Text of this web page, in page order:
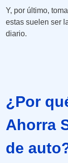
Y, por último,
estas suelen ser
diario.
¿Por
Ahorra
de